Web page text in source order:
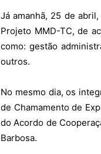
Já amanhã, 25 de
Projeto MMD-TC, de
como: gestão
outros.
No mesmo dia, os
de Chamamento de
do Acordo de
Barbosa.